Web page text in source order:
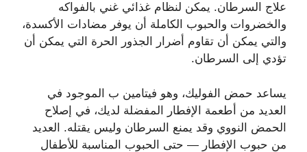
علاج السرطان. يمكن لنظام غذائي غني بالفواكه
والخضروات والحبوب الكاملة أن يوفر مضادات الأكسدة،
والتي يمكن أن تقاوم أضرار الجذور الحرة التي يمكن أن
تؤدي إلى السرطان.
يساعد حمض الفوليك، وهو فيتامين ب الموجود في
العديد من أطعمة الإفطار المفضلة لديك، في إصلاح
الحمض النووي وقد يمنع السرطان وليس يقتله. العديد
من حبوب الإفطار — حتى الحبوب المناسبة للأطفال